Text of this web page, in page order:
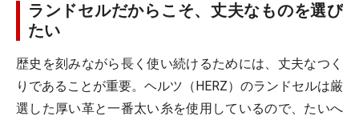
ランドセルだからこそ、丈夫なものを選び
たい
歴史を刻みながら長く使い続けるためには、丈夫なつく
りであることが重要。ヘルツ（HERZ）のランドセルは厳
選した厚い革と一番太い糸を使用しているので、たいへ